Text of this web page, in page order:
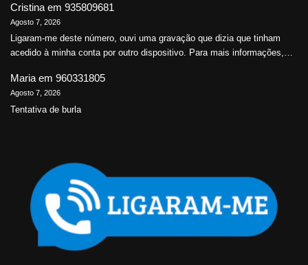
Cristina em 935809681
Agosto 7, 2026
Ligaram-me deste número, ouvi uma gravação que dizia que tinham
acedido à minha conta por outro dispositivo. Para mais informações,…
Maria em 960331805
Agosto 7, 2026
Tentativa de burla